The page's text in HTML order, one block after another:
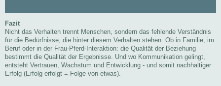
Fazit
Nicht das Verhalten trennt Menschen, sondern das fehlende Verständnis
für die Bedürfnisse, die hinter diesem Verhalten stehen. Ob in Familie, im
Beruf oder in der Frau-Pferd-Interaktion: die Qualität der Beziehung
bestimmt die Qualität der Ergebnisse. Und wo Kommunikation gelingt,
entsteht Vertrauen, Wachstum und Entwicklung - und somit nachhaltiger
Erfolg (Erfolg erfolgt = Folge von etwas).